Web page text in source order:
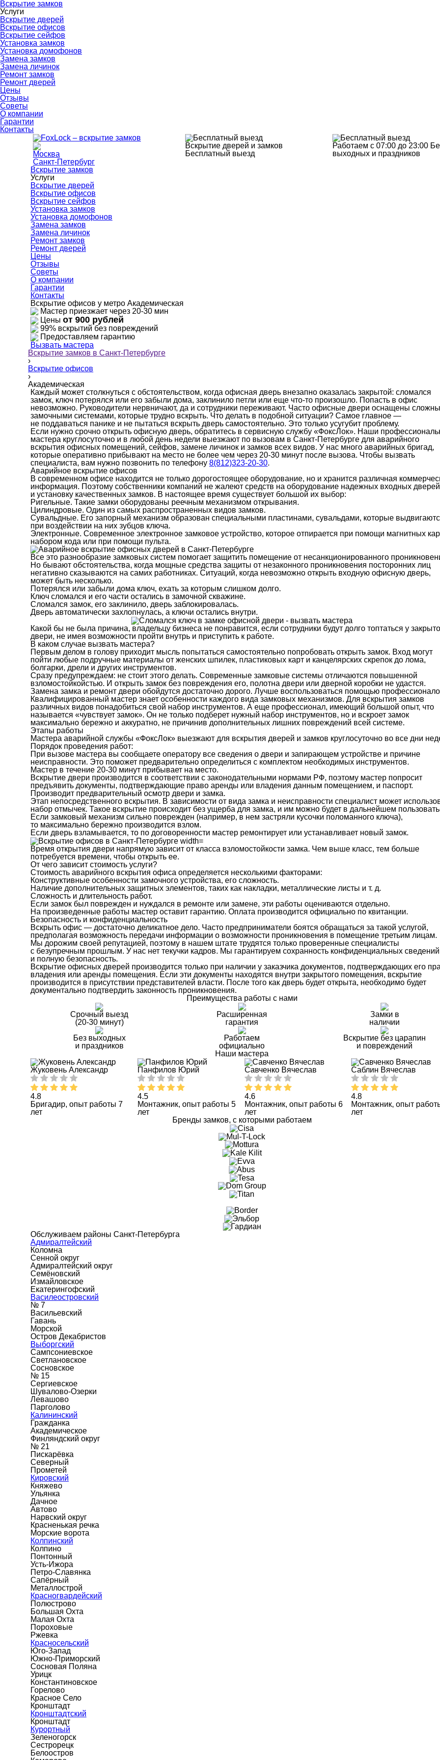
Вскрытие замков
Услуги
Вскрытие дверей
Вскрытие офисов
Вскрытие сейфов
Установка замков
Установка домофонов
Замена замков
Замена личинок
Ремонт замков
Ремонт дверей
Цены
Отзывы
Советы
О компании
Гарантии
Контакты
Москва
Санкт-Петербург
Вскрытие дверей и замков
Бесплатный выезд
Работаем с 07:00 до 23:00
выходных и праздников
Вскрытие замков
Услуги
Вскрытие дверей
Вскрытие офисов
Вскрытие сейфов
Установка замков
Установка домофонов
Замена замков
Замена личинок
Ремонт замков
Ремонт дверей
Цены
Отзывы
Советы
О компании
Гарантии
Контакты
Вскрытие офисов у метро Академическая
Мастер приезжает через 20-30 мин
Цены от 900 рублей
99% вскрытий без повреждений
Предоставляем гарантию
Вызвать мастера
Вскрытие замков в Санкт-Петербурге
›
Вскрытие офисов
›
Академическая
Каждый может столкнуться с обстоятельством, когда офисная дверь внезапно оказалась закрытой: сломался
замок, ключ потерялся или его забыли дома, заклинило петли или еще что-то произошло. Попасть в офис
невозможно. Руководители нервничают, да и сотрудники переживают. Часто офисные двери оснащены
замочными системами, которые трудно вскрыть. Что делать в подобной ситуации? Самое главное —
не поддаваться панике и не пытаться вскрыть дверь самостоятельно. Это только усугубит проблему.
Если нужно срочно открыть офисную дверь, обратитесь в сервисную службу «ФоксЛок». Наши
мастера круглосуточно и в любой день недели выезжают по вызовам в Санкт-Петербурге для аварийного
вскрытия офисных помещений, сейфов, замене личинок и замков всех видов. У нас много аварийных бригад,
которые оперативно прибывают на место не более чем через 20-30 минут после вызова. Чтобы вызвать
специалиста, вам нужно позвонить по телефону 8(812)323-20-30.
Аварийное вскрытие офисов
В современном офисе находится не только дорогостоящее оборудование, но и хранится различная
информация. Поэтому собственники компаний не жалеют средств на оборудование надежных входных дверей
и установку качественных замков. В настоящее время существует большой их выбор:
Ригельные. Такие замки оборудованы реечным механизмом открывания.
Цилиндровые. Один из самых распространенных видов замков.
Сувальдные. Его запорный механизм образован специальными пластинами, сувальдами, которые
при воздействии на них зубцов ключа.
Электронные. Современное электронное замковое устройство, которое отпирается при помощи магнитных
набором кода или при помощи пульта.
Все это разнообразие замковых систем помогает защитить помещение от несанкционированного
Но бывают обстоятельства, когда мощные средства защиты от незаконного проникновения посторонних лиц
негативно сказываются на самих работниках. Ситуаций, когда невозможно открыть входную офисную дверь,
может быть несколько.
Потерялся или забыли дома ключ, ехать за которым слишком долго.
Ключ сломался и его части остались в замочной скважине.
Сломался замок, его заклинило, дверь заблокировалась.
Дверь автоматически захлопнулась, а ключи остались внутри.
Какой бы не была причина, владельцу бизнеса не понравится, если сотрудники будут долго топтаться у
двери, не имея возможности пройти внутрь и приступить к работе.
В каком случае вызвать мастера?
Первым делом в голову приходит мысль попытаться самостоятельно попробовать открыть замок. Вход могут
пойти любые подручные материалы от женских шпилек, пластиковых карт и канцелярских скрепок до лома,
болгарки, дрели и других инструментов.
Сразу предупреждаем: не стоит этого делать. Современные замковые системы отличаются повышенной
взломостойкойстью. И открыть замок без повреждения его, полотна двери или дверной коробки не удастся.
Замена замка и ремонт двери обойдутся достаточно дорого. Лучше воспользоваться помощью
Квалифицированный мастер знает особенности каждого вида замковых механизмов. Для вскрытия замков
различных видов понадобиться свой набор инструментов. А еще профессионал, имеющий большой опыт, что
называется «чувствует замок». Он не только подберет нужный набор инструментов, но и вскроет замок
максимально бережно и аккуратно, не причинив дополнительных лишних повреждений всей системе.
Этапы работы
Мастера аварийной службы «ФоксЛок» выезжают для вскрытия дверей и замков круглосуточно во все дни
Порядок проведения работ:
При вызове мастера вы сообщаете оператору все сведения о двери и запирающем устройстве и причине
неисправности. Это поможет предварительно определиться с комплектом необходимых инструментов.
Мастер в течение 20-30 минут прибывает на место.
Вскрытие двери производится в соответствии с законодательными нормами РФ, поэтому мастер попросит
предъявить документы, подтверждающие право аренды или владения данным помещением, и паспорт.
Производит предварительный осмотр двери и замка.
Этап непосредственного вскрытия. В зависимости от вида замка и неисправности специалист может
набор отмычек. Такое вскрытие происходит без ущерба для замка, и им можно будет в дальнейшем
Если замковый механизм сильно поврежден (например, в нем застряли кусочки поломанного ключа),
то максимально бережно производится взлом.
Если дверь взламывается, то по договоренности мастер ремонтирует или устанавливает новый замок.
Время открытия двери напрямую зависит от класса взломостойкости замка. Чем выше класс, тем больше
потребуется времени, чтобы открыть ее.
От чего зависит стоимость услуги?
Стоимость аварийного вскрытия офиса определяется несколькими факторами:
Конструктивные особенности замочного устройства, его сложность.
Наличие дополнительных защитных элементов, таких как накладки, металлические листы и т. д.
Сложность и длительность работ.
Если замок был поврежден и нуждался в ремонте или замене, эти работы оцениваются отдельно.
На произведенные работы мастер оставит гарантию. Оплата производится официально по квитанции.
Безопасность и конфиденциальность
Вскрыть офис — достаточно деликатное дело. Часто предприниматели боятся обращаться за такой услугой,
предполагая возможность передачи информации о возможности проникновения в помещение третьим лицам.
Мы дорожим своей репутацией, поэтому в нашем штате трудятся только проверенные специалисты
с безупречным прошлым. У нас нет текучки кадров. Мы гарантируем сохранность конфиденциальных сведений
и полную безопасность.
Вскрытие офисных дверей производится только при наличии у заказчика документов, подтверждающих его
владения или аренды помещения. Если эти документы находятся внутри закрытого помещения, вскрытие
производится в присутствии представителей власти. После того как дверь будет открыта, необходимо будет
документально подтвердить законность проникновения.
Преимущества работы с нами
Срочный выезд
(20-30 минут)
Расширенная
гарантия
Замки в
наличии
Без выходных
и праздников
Работаем
официально
Вскрытие без царапин
и повреждений
Наши мастера
Жуковень Александр
4.8
Бригадир, опыт работы 7
лет
Панфилов Юрий
4.5
Монтажник, опыт работы 5
лет
Савченко Вячеслав
4.6
Монтажник, опыт работы 6
лет
Саблин Вячеслав
4.8
Монтажник, опыт
лет
Бренды замков, с которыми работаем
Обслуживаем районы Санкт-Петербурга
Адмиралтейский
Коломна
Сенной округ
Адмиралтейский округ
Семёновский
Измайловское
Екатерингофский
Василеостровский
№ 7
Васильевский
Гавань
Морской
Остров Декабристов
Выборгский
Сампсониевское
Светлановское
Сосновское
№ 15
Сергиевское
Шувалово-Озерки
Левашово
Парголово
Калининский
Гражданка
Академическое
Финляндский округ
№ 21
Пискарёвка
Северный
Прометей
Кировский
Княжево
Ульянка
Дачное
Автово
Нарвский округ
Красненькая речка
Морские ворота
Колпинский
Колпино
Понтонный
Усть-Ижора
Петро-Славянка
Сапёрный
Металлострой
Красногвардейский
Полюстрово
Большая Охта
Малая Охта
Пороховые
Ржевка
Красносельский
Юго-Запад
Южно-Приморский
Сосновая Поляна
Урицк
Константиновское
Горелово
Красное Село
Кронштадт
Кронштадтский
Кронштадт
Курортный
Зеленогорск
Сестрорецк
Белоостров